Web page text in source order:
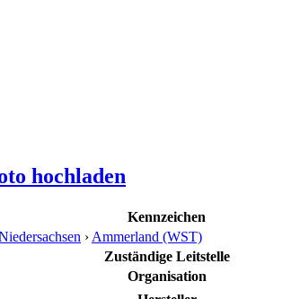
hochladen
Kennzeichen
› Ammerland (WST)
Zuständige Leitstelle
Organisation